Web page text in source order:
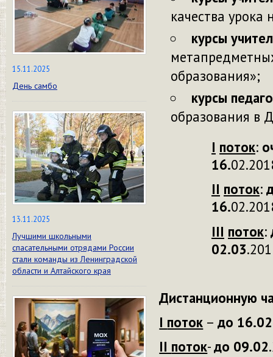
15.11.2025
День самбо
13.11.2025
Лучшими школьными
спасательными отрядами России
стали команды из Ленинградской
области и Алтайского края
качества урока
курсы
образования»;
курсы
образования в
I поток:
16.
II поток:
16.
III поток:
02.03
Дистанционную
I поток –до 16.02
II поток-до 09.02